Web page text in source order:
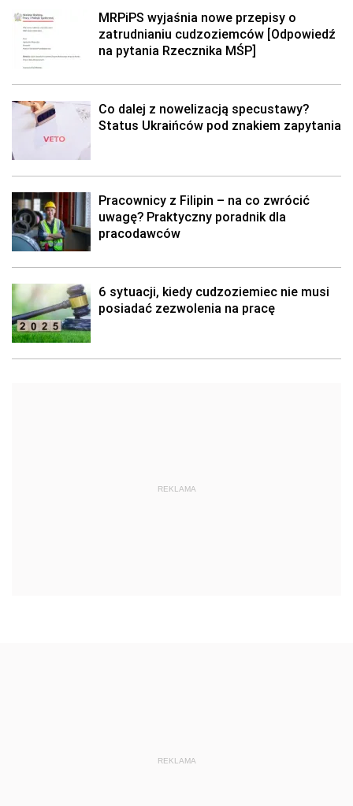
MRPiPS wyjaśnia nowe przepisy o
zatrudnianiu cudzoziemców [Odpowiedź
na pytania Rzecznika MŚP]
Co dalej z nowelizacją specustawy?
Status Ukraińców pod znakiem zapytania
Pracownicy z Filipin – na co zwrócić
uwagę? Praktyczny poradnik dla
pracodawców
6 sytuacji, kiedy cudzoziemiec nie musi
posiadać zezwolenia na pracę
REKLAMA
REKLAMA